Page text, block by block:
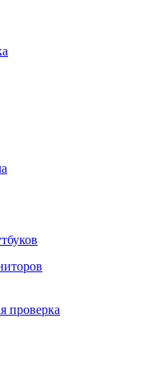
проверка